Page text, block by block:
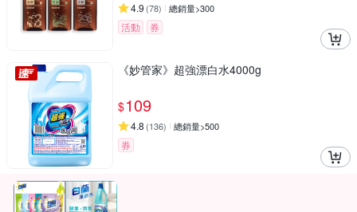
4.9 (78) 總銷量>300
活動 券
《妙管家》超強漂白水4000g
$109
4.8 (136) 總銷量>500
券